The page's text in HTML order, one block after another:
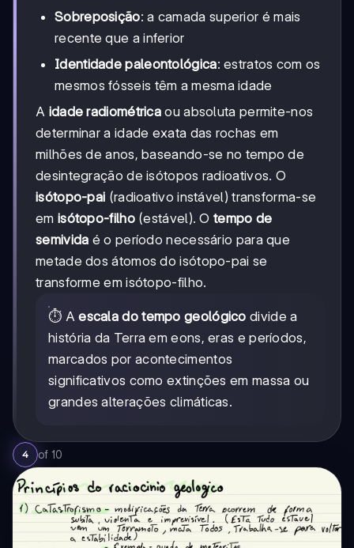
Sobreposição: a camada superior é mais
recente que a inferior
Identidade paleontológica: estratos com os
mesmos fósseis têm a mesma idade
A idade radiométrica ou absoluta permite-nos
determinar a idade exata das rochas em
milhões de anos, baseando-se no tempo de
desintegração de isótopos radioativos. O
isótopo-pai (radioativo instável) transforma-se
em isótopo-filho(estável). Otempo de
semivida é o período necessário para que
metade dos átomos do isótopo-pai se
transforme em isótopo-filho.
⏱️ Aescala do tempo geológico divide a
história da Terra em eons, eras e períodos,
marcados por acontecimentos
significativos como extinções em massa ou
grandes alterações climáticas.
4 of 10